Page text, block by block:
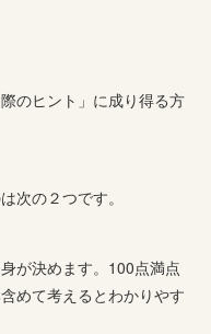
のヒント」に成り得る方
次の２つです。
が決めます。100点満点
めて考えるとわかりやす